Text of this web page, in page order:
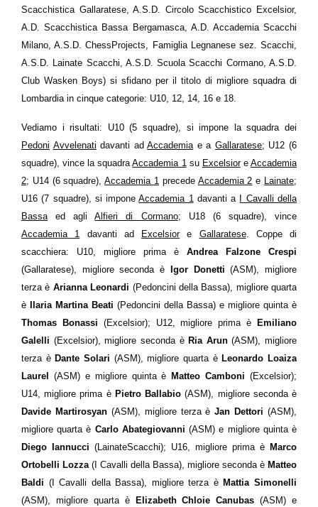
Scacchistica Gallaratese, A.S.D. Circolo Scacchistico Excelsior,
A.D. Scacchistica Bassa Bergamasca, A.D. Accademia Scacchi
Milano, A.S.D. ChessProjects, Famiglia Legnanese sez. Scacchi,
A.S.D. Lainate Scacchi, A.S.D. Scuola Scacchi Cormano, A.S.D.
Club Wasken Boys) si sfidano per il titolo di migliore squadra di
Lombardia in cinque categorie: U10, 12, 14, 16 e 18.
Vediamo i risultati: U10 (5 squadre), si impone la squadra dei
Pedoni Avvelenati davanti adAccademiae a Gallaratese; U12 (6
squadre), vince la squadraAccademia 1su ExcelsioreAccademia
2; U14 (6 squadre),Accademia 1 precede Accademia 2 e Lainate;
U16 (7 squadre), si imponeAccademia 1davanti a
I Cavalli della
Bassaed agliAlfieri di Cormano; U18 (6 squadre), vince
Accademia 1 davanti ad Excelsiore Gallaratese. Coppe di
scacchiera: U10, migliore prima è Andrea Falzone Crespi
(Gallaratese), migliore seconda è
Igor Donetti (ASM), migliore
terza è Arianna Leonardi (Pedoncini della Bassa), migliore quarta
è Ilaria Martina Beati (Pedoncini della Bassa) e migliore quinta è
Thomas Bonassi (Excelsior); U12, migliore prima è
Emiliano
Galelli (Excelsior), migliore seconda è Ria Arun(ASM), migliore
terza è Dante Solari (ASM), migliore quarta è Leonardo Loaiza
Laurel
(ASM) e migliore quinta è Matteo Camboni (Excelsior);
U14, migliore prima è Pietro Ballabio (ASM), migliore seconda è
Davide Martirosyan(ASM), migliore terza èJan Dettori (ASM),
migliore quarta è Carlo Abategiovanni(ASM) e migliore quinta è
Diego Iannucci (LainateScacchi); U16, migliore prima è Marco
Ortobelli Lozza(I Cavalli della Bassa), migliore seconda è Matteo
Baldi (I Cavalli della Bassa), migliore terza è Mattia Simonelli
(ASM), migliore quarta è
Elizabeth Chloie Canubas(ASM) e